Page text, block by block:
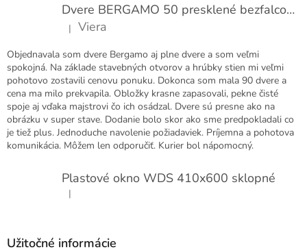
Dvere BERGAMO 50 presklené bezfalcové EXTRA
Hodnotenie produktu je 5 z 5 hviezdičiek.
| Viera
Objednavala som dvere Bergamo aj plne dvere a som veľmi
spokojná. Na základe stavebných otvorov a hrúbky stien mi veľmi
pohotovo zostavili cenovu ponuku. Dokonca som mala 90 dvere a
cena ma milo prekvapila. Obložky krasne zapasovali, pekne čisté
spoje aj vďaka majstrovi čo ich osádzal. Dvere sú presne ako na
obrázku v super stave. Dodanie bolo skor ako sme predpokladali co
je tiež plus. Jednoduche navolenie požiadaviek. Príjemna a pohotova
komunikácia. Môžem len odporučiť. Kurier bol nápomocný.
Plastové okno WDS 410x600 sklopné
Hodnotenie produktu je 5 z 5 hviezdičiek.
|
Užitočné informácie